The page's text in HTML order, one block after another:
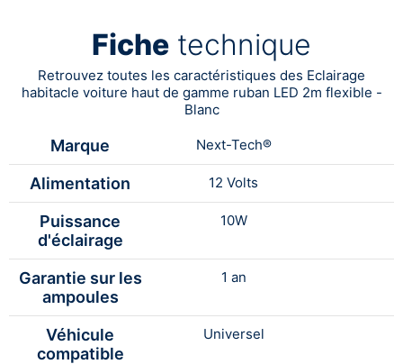
Fiche technique
Retrouvez toutes les caractéristiques des Eclairage
habitacle voiture haut de gamme ruban LED 2m flexible -
Blanc
Marque Next-Tech®
Alimentation 12 Volts
Puissance
d'éclairage
10W
Garantie sur les
ampoules
1 an
Véhicule
compatible
Universel